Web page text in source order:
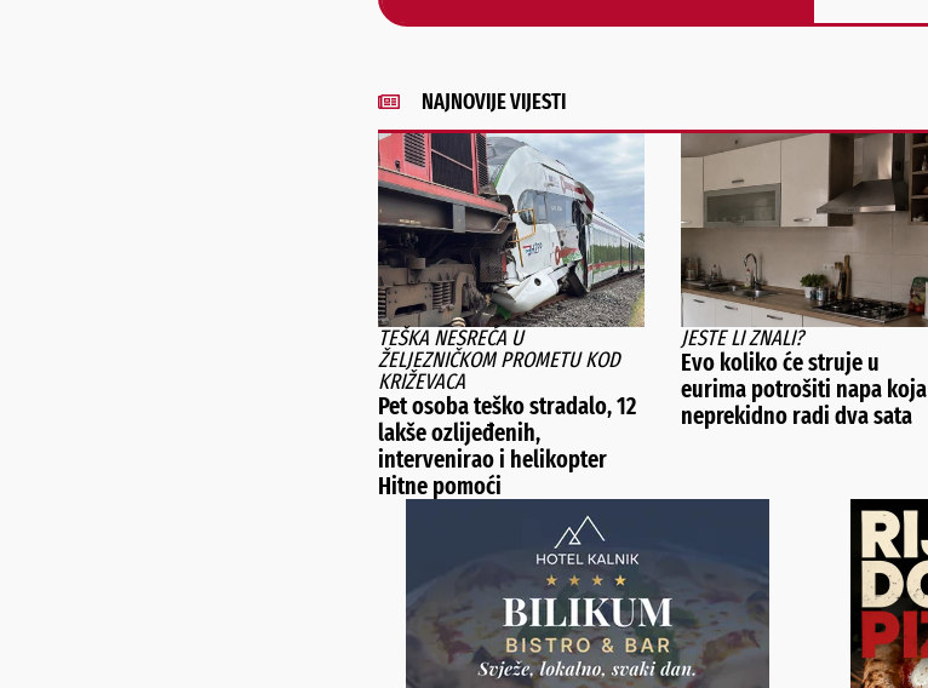
NAJNOVIJE VIJESTI
TEŠKA NESREĆA U
ŽELJEZNIČKOM PROMETU KOD
KRIŽEVACA
Pet osoba teško stradalo, 12
lakše ozlijeđenih,
intervenirao i helikopter
Hitne pomoći
JESTE LI ZNALI?
Evo koliko će struje u
eurima potrošiti napa koja
neprekidno radi dva sata